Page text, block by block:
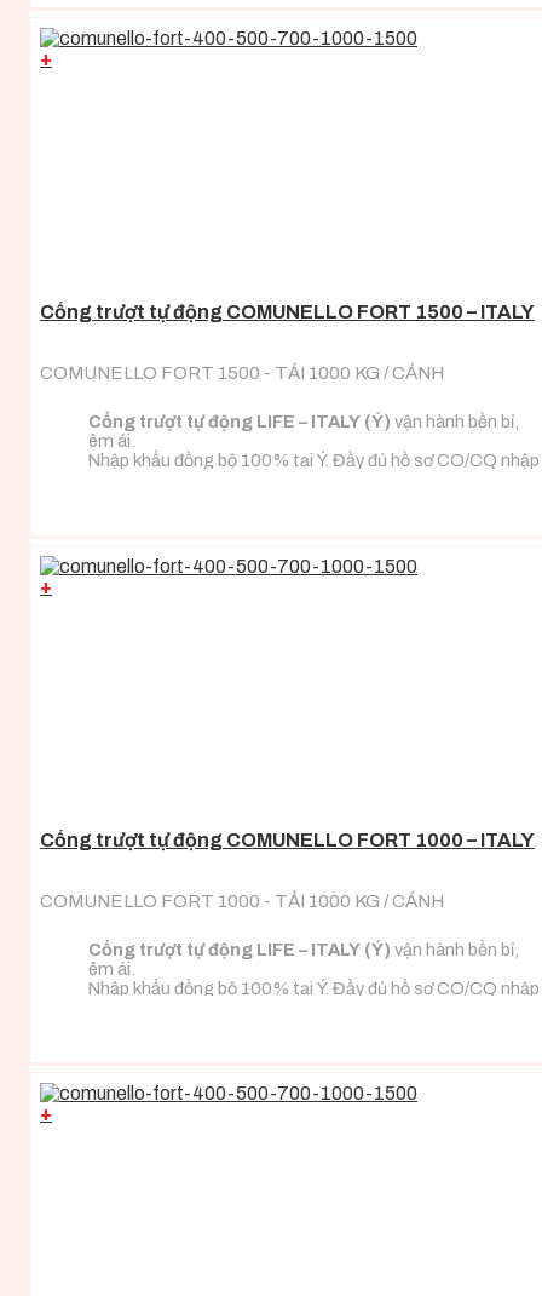
+
Cổng trượt tự động COMUNELLO FORT 1500 – ITALY
COMUNELLO FORT 1500 - TẢI 1000 KG / CÁNH
Cổng trượt tự động LIFE – ITALY (Ý) vận hành bền bỉ,
êm ái.
Nhập khẩu đồng bộ 100% tại Ý. Đầy đủ hồ sơ CO/CQ nhập
+
Cổng trượt tự động COMUNELLO FORT 1000 – ITALY
COMUNELLO FORT 1000 - TẢI 1000 KG / CÁNH
Cổng trượt tự động LIFE – ITALY (Ý) vận hành bền bỉ,
êm ái.
Nhập khẩu đồng bộ 100% tại Ý. Đầy đủ hồ sơ CO/CQ nhập
+